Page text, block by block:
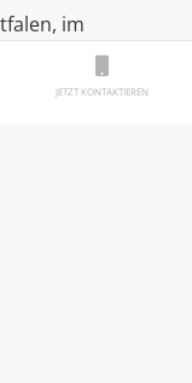
JETZT KONTAKTIEREN
im